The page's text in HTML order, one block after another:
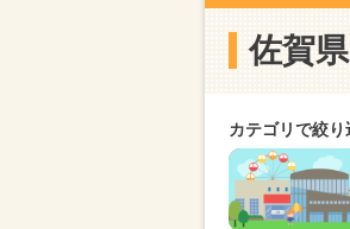
佐賀
カテゴリで絞り